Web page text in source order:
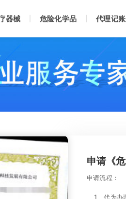
器械 危险化学品 代理记账
申请《
申请流程：
1、代为